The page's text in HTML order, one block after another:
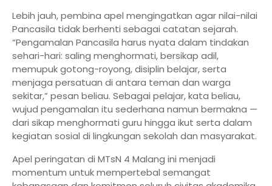
Lebih jauh, pembina apel mengingatkan agar nilai-nilai
Pancasila tidak berhenti sebagai catatan sejarah.
“Pengamalan Pancasila harus nyata dalam tindakan
sehari-hari: saling menghormati, bersikap adil,
memupuk gotong-royong, disiplin belajar, serta
menjaga persatuan di antara teman dan warga
sekitar,” pesan beliau. Sebagai pelajar, kata beliau,
wujud pengamalan itu sederhana namun bermakna —
dari sikap menghormati guru hingga ikut serta dalam
kegiatan sosial di lingkungan sekolah dan masyarakat.
Apel peringatan di MTsN 4 Malang ini menjadi
momentum untuk mempertebal semangat